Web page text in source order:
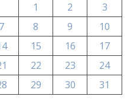
1
2
3
7 8 9
10
15 16
17
22 23
24
29 30 31